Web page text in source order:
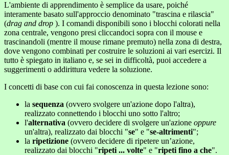
L'ambiente di apprendimento è semplice da usare, poiché
interamente basato sull'approccio denominato "trascina e rilascia"
(drag and drop ). I comandi disponibili sono i blocchi colorati nella
zona centrale, vengono presi cliccandoci sopra con il mouse e
trascinandoli (mentre il mouse rimane premuto) nella zona di destra,
dove vengono combinati per costruire le soluzioni ai vari esercizi. Il
tutto è spiegato in italiano e, se sei in difficoltà, puoi accedere a
suggerimenti o addirittura vedere la soluzione.
I concetti di base con cui fai conoscenza in questa lezione sono:
la sequenza (ovvero svolgere un'azione dopo l'altra),
realizzato connettendo i blocchi uno sotto l'altro;
l'alternativa (ovvero decidere di svolgere un'azione oppure
un'altra), realizzato dai blocchi "se" e "se-altrimenti";
la ripetizione (ovvero decidere di ripetere un’azione,
realizzato dai blocchi "ripeti ... volte" e "ripeti fino a che".